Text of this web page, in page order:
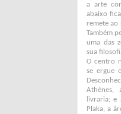
a arte
abaixo
remete ao
Também
uma das
sua
O centro
se ergue
Athènes,
livraria;
Plaka, a